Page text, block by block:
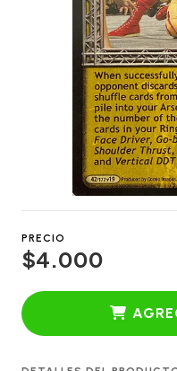
PRECIO
$4.000